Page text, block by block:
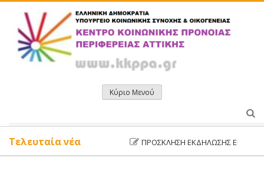
περιεχόμενο
Κύριο Μενού
ΠΡΌΣΚΛΗΣΗ ΕΚΔΉΛΩΣΗΣ
Τελευταία νέα